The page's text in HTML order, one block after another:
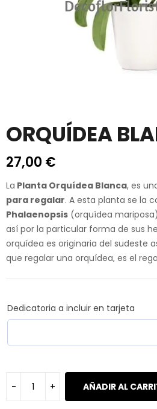
ORQUÍDEA
27,00 €
La Planta Orquídea Blanca, es
para regalar. A esta planta se la
Phalaenopsis (orquídea
así por la particular forma de sus
orquídea es originaria del sudeste
que regalar una orquídea, es el
Dedicatoria a incluir en tarjeta
AÑADIR AL